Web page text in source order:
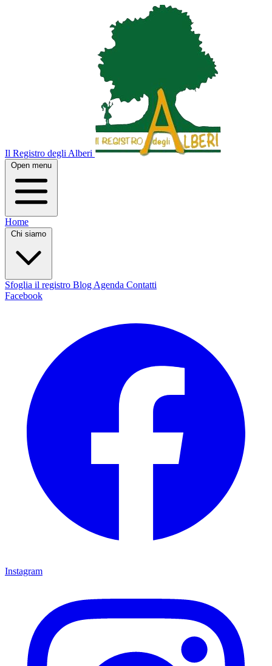
Il Registro degli Alberi
Open menu
Home
Chi siamo
Sfoglia il registro Blog Agenda Contatti
Facebook
Instagram